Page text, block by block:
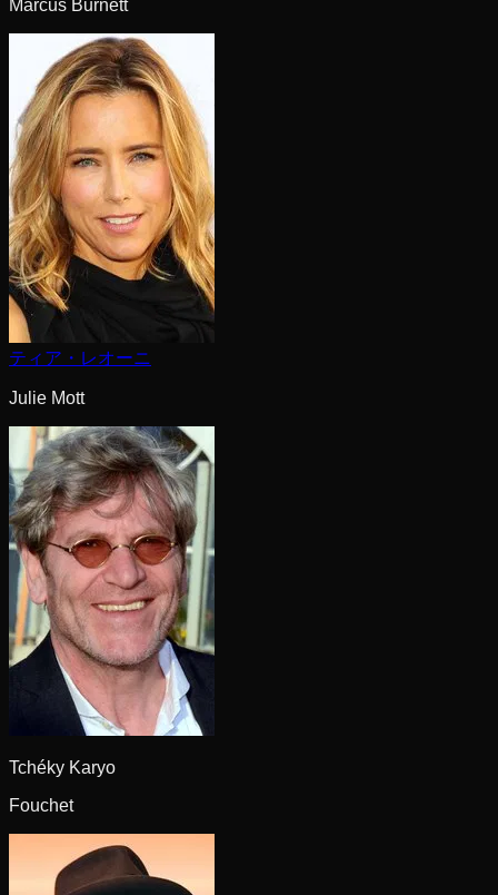
Marcus Burnett
ティア・レオーニ
Julie Mott
Tchéky Karyo
Fouchet